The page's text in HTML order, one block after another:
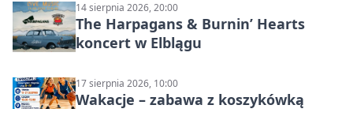
14 sierpnia 2026, 20:00
The Harpagans & Burnin’ Hearts
koncert w Elblągu
17 sierpnia 2026, 10:00
Wakacje – zabawa z koszykówką